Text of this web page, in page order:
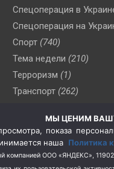
Спецоперация в
Спецоперация на
Спорт (740)
Тема недели (210)
Терроризм (1)
Транспорт (262)
(76)
Цены (2)
Школа и спорт (2)
МЫ ЦЕНИМ
показа
наша Политика
компанией ООО «ЯНДЕКС»,